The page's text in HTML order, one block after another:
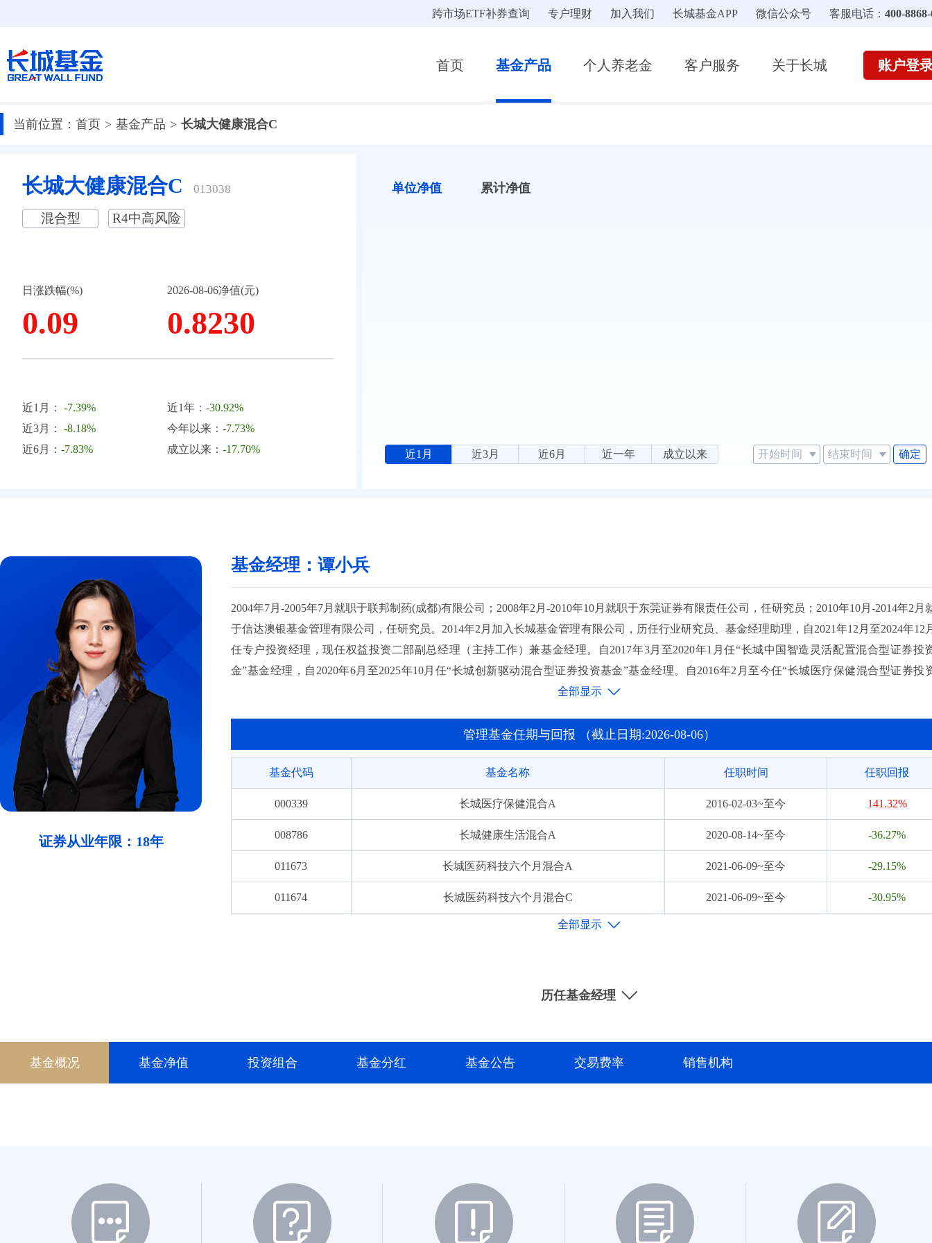
跨市场ETF补券查询 专户理财 加入我们 长城基金APP 微信公众号 客服电话： 400-
首页 基金产品 个人养老金 客户服务 关于长城 账户登
当前位置： 首页 基金产品 长城大健康混合C
长城大健康混合C 013038
混合型 R4中高风险
日涨跌幅(%)
0.09
2026-08-06净值(元)
0.8230
近1月： -7.39%
近3月： -8.18%
近6月： -7.83%
近1年：-30.92%
今年以来：-7.73%
成立以来：-17.70%
单位净值 累计净值
近1月 近3月 近6月 近一年 成立以来 确定
证券从业年限：18年
基金经理：谭小兵
2004年7月-2005年7月就职于联邦制药(成都)有限公司；2008年2月-2010年10月就职于东莞证券有限责任公司，任研究员；2010年10月-2014年2月
于信达澳银基金管理有限公司，任研究员。2014年2月加入长城基金管理有限公司，历任行业研究员、基金经理助理，自2021年12月至2024年12
任专户投资经理，现任权益投资二部副总经理（主持工作）兼基金经理。自2017年3月至2020年1月任“长城中国智造灵活配置混合型证券投
金”基金经理，自2020年6月至2025年10月任“长城创新驱动混合型证券投资基金”基金经理。自2016年2月至今任“长城医疗保健混合型证券投
金”基金经理，自2020年8月至今任“长城健康生活灵活配置混合型证券投资基金”基金经理，自2021年6月至今任“长城医药科技六个月持有期混
管理基金任期与回报 （截止日期:2026-08-06）
基金代码 基金名称 任职时间 任职回报
000339 长城医疗保健混合A 2016-02-03~至今 141.32%
008786 长城健康生活混合A 2020-08-14~至今 -36.27%
011673 长城医药科技六个月混合A 2021-06-09~至今 -29.15%
011674 长城医药科技六个月混合C 2021-06-09~至今 -30.95%
长城大健康混合C
020693 长城健康消费混合C 2024-02-01~至今 -2.07%
历任基金经理
基金概况 基金净值 投资组合 基金分红 基金公告 交易费率 销售机构